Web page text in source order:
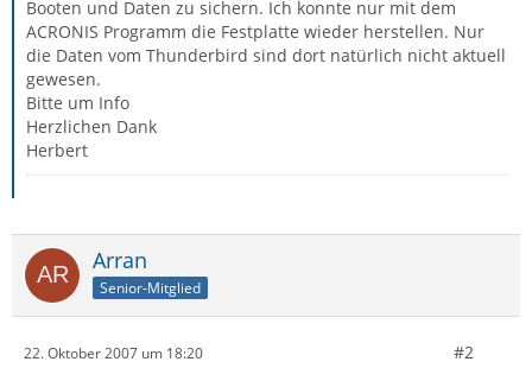
Booten und Daten zu sichern. Ich konnte nur mit dem
ACRONIS Programm die Festplatte wieder herstellen. Nur
die Daten vom Thunderbird sind dort natürlich nicht aktuell
gewesen.
Bitte um Info
Herzlichen Dank
Herbert
Arran
Senior-Mitglied
22. Oktober 2007 um 18:20 #2